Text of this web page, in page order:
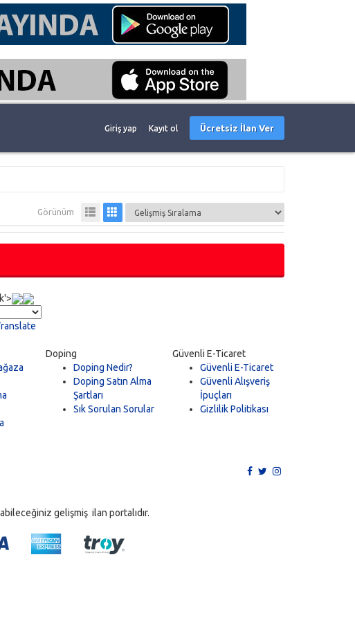
Giriş yap Kayıt ol Ücretsiz İlan Ver
Görünüm
Doping
Doping Nedir?
Doping Satın Alma
Şartları
Sık Sorulan Sorular
Güvenli E-Ticaret
Güvenli E-Ticaret
Güvenli Alışveriş
İpuçları
Gizlilik Politikası
gelişmiş ilan portalıdır.